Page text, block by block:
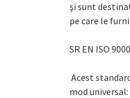
şi sunt
pe care le
SR EN ISO
Acest
mod